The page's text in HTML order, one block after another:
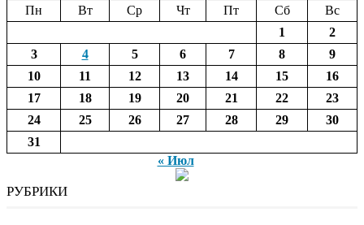
Пн
Вт Ср Чт Пт Сб
Вс
1
2
3
4 5 6 7 8
9
10
11 12 13 14 15
16
17
18 19 20 21 22
23
24
25 26 27 28 29
30
31
« Июл
РУБРИКИ